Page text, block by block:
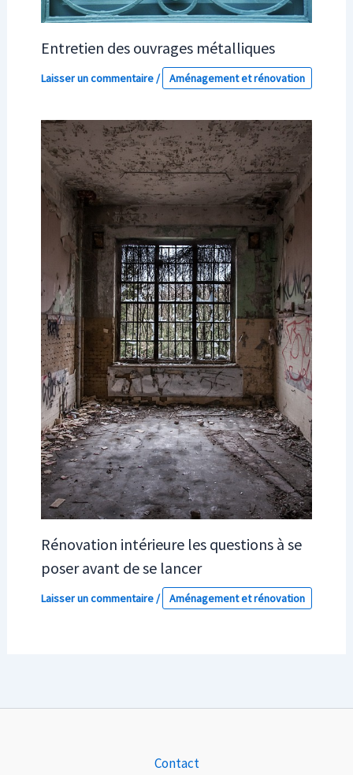
Entretien des ouvrages métalliques
Laisser un commentaire / Aménagement et rénovation
Rénovation intérieure les questions à se
poser avant de se lancer
Laisser un commentaire/ Aménagement et rénovation
Contact